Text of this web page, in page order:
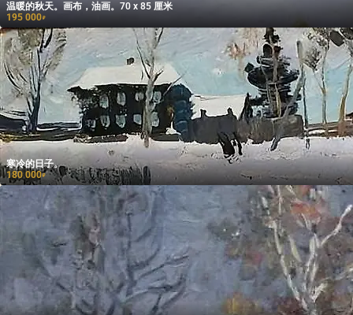
温暖的秋天。画布，油画。70 x 85 厘米
195 000₽
寒冷的日子。
180 000₽